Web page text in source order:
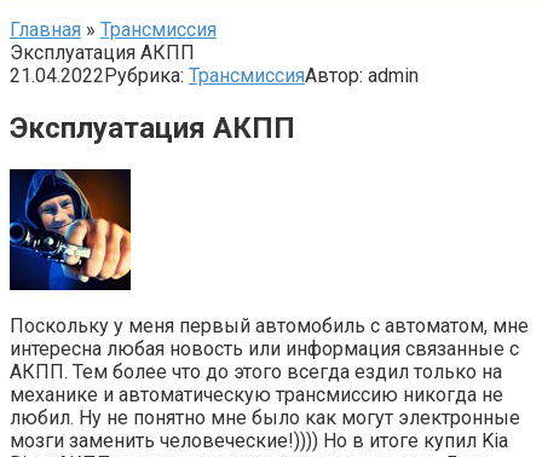
Главная » Трансмиссия
Эксплуатация АКПП
21.04.2022Рубрика: ТрансмиссияАвтор: admin
Эксплуатация АКПП
Поскольку у меня первый автомобиль с автоматом, мне
интересна любая новость или информация связанные с
АКПП. Тем более что до этого всегда ездил только на
механике и автоматическую трансмиссию никогда не
любил. Ну не понятно мне было как могут электронные
мозги заменить человеческие!)))) Но в итоге купил Kia